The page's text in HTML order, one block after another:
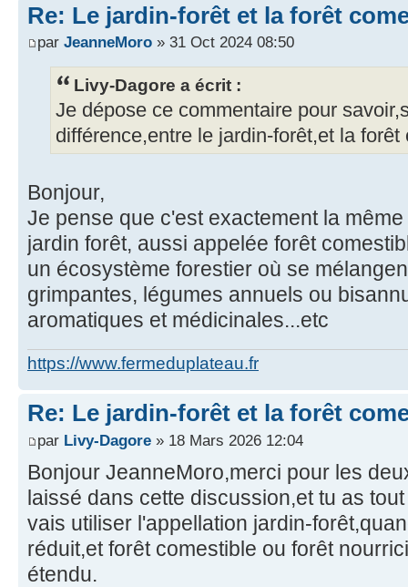
Re: Le jardin-forêt et la forêt
par JeanneMoro » 31 Oct 2024 08:50
Livy-Dagore a écrit :
Je dépose ce commentaire pour
différence,entre le jardin-forêt,et la forêt
Bonjour,
Je pense que c'est exactement la
jardin forêt, aussi appelée forêt
un écosystème forestier où se
grimpantes, légumes annuels ou
aromatiques et médicinales...etc
https://www.fermeduplateau.fr
Re: Le jardin-forêt et la forêt
par Livy-Dagore » 18 Mars 2026 12:04
Bonjour JeanneMoro,merci pour les
laissé dans cette discussion,et tu as
vais utiliser l'appellation jardin-
réduit,et forêt comestible ou forêt
étendu.